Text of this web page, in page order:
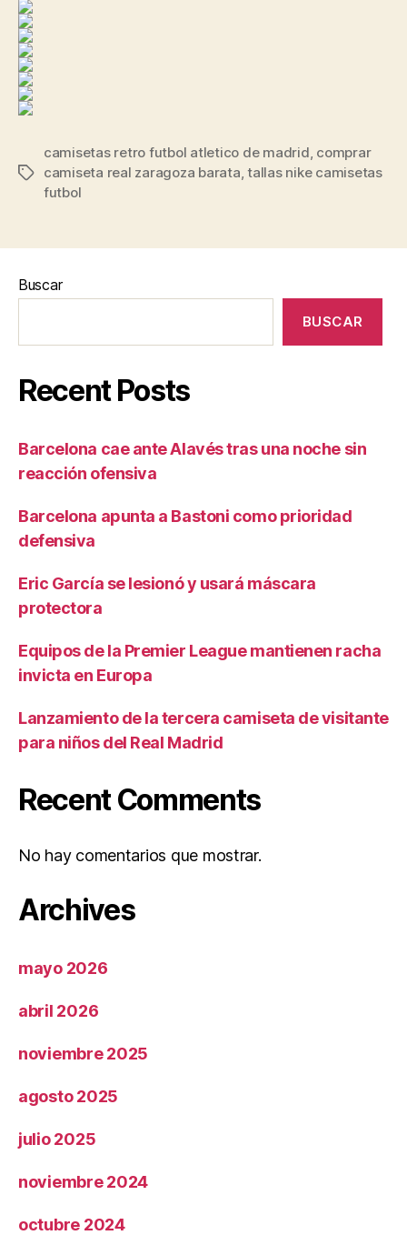
Etiquetas
camisetas retro futbol atletico de madrid, comprar
camiseta real zaragoza barata,tallas nike camisetas
futbol
Buscar
BUSCAR
Recent Posts
Barcelona cae ante Alavés tras una noche sin
reacción ofensiva
Barcelona apunta a Bastoni como prioridad
defensiva
Eric García se lesionó y usará máscara
protectora
Equipos de la Premier League mantienen racha
invicta en Europa
Lanzamiento de la tercera camiseta de visitante
para niños del Real Madrid
Recent Comments
No hay comentarios que mostrar.
Archives
mayo 2026
abril 2026
noviembre 2025
agosto 2025
julio 2025
noviembre 2024
octubre 2024